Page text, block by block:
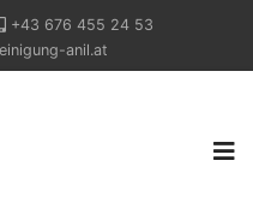
+43 676 455 24 53
anil.at